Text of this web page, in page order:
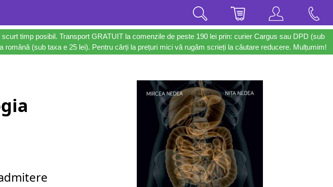
timp posibil. Transport GRATUIT la comenzile de peste 190 lei prin: curier Cargus sau DPD (sub
(sub taxa e 25 lei). Pentru cărți la prețuri mici vă rugăm scrieți la căutare reducere. Mulțumim!